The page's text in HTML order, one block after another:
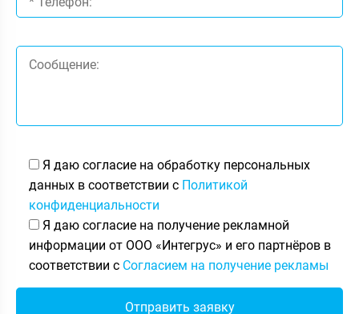
Я даю согласие на обработку персональных
данных в соответствии с Политикой
конфиденциальности
Я даю согласие на получение рекламной
информации от ООО «Интегрус» и его партнёров в
соответствии с Согласием на получение рекламы